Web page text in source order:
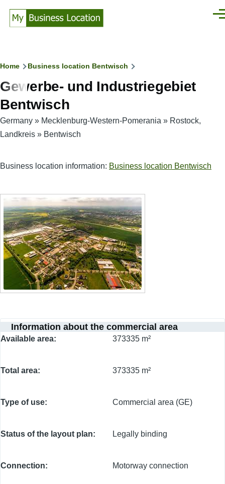
Breadcrumb
Home Business location Bentwisch
Gewerbe- und Industriegebiet
Bentwisch
Germany » Mecklenburg-Western-Pomerania » Rostock,
Landkreis » Bentwisch
Business location information: Business location Bentwisch
Information about the commercial area
Available area 373335 m²
Total area 373335 m²
Type of use Commercial area (GE)
Status of the layout plan Legally binding
Connection Motorway connection